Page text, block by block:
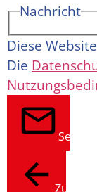
Nachricht
Diese
Die
Senden
Zurück